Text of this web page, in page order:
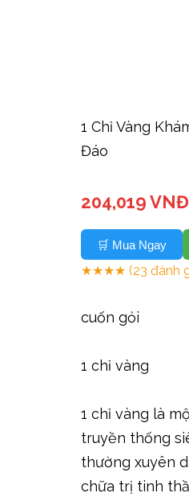
1 Chỉ Vàng
Đáo
204,019 VNĐ
🛒 Mua Ngay
★★★★ (23 đánh
cuốn gỏi
1 chỉ vàng
1 chỉ vàng là
truyền thống
thường xuyên
chữa trị tinh